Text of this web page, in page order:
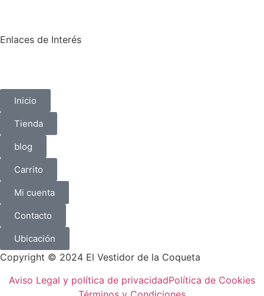
Enlaces de Interés
Inicio
Tienda
blog
Carrito
Mi cuenta
Contacto
Ubicación
Copyright © 2024 El Vestidor de la Coqueta
Aviso Legal y política de privacidadPolítica de Cookies